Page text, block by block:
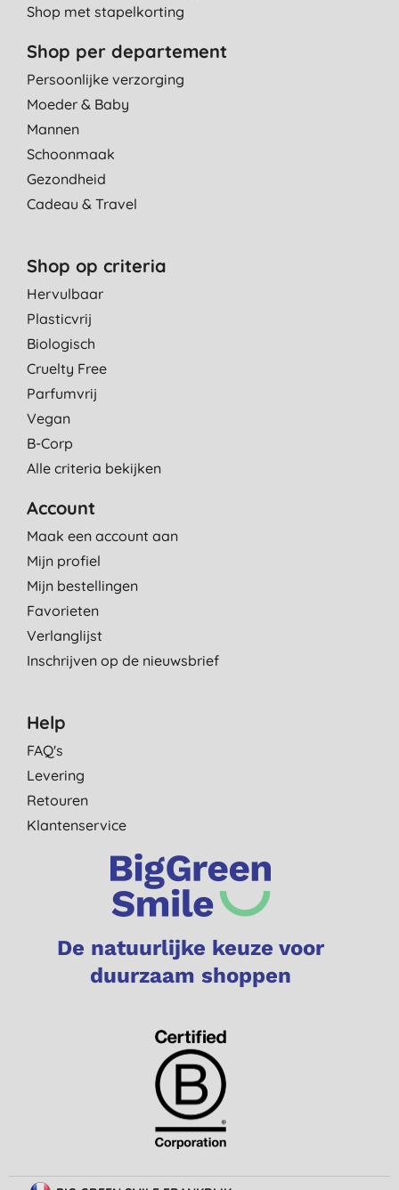
Shop met stapelkorting
Shop per departement
Persoonlijke verzorging
Moeder & Baby
Mannen
Schoonmaak
Gezondheid
Cadeau & Travel
Shop op criteria
Hervulbaar
Plasticvrij
Biologisch
Cruelty Free
Parfumvrij
Vegan
B-Corp
Alle criteria bekijken
Account
Maak een account aan
Mijn profiel
Mijn bestellingen
Favorieten
Verlanglijst
Inschrijven op de nieuwsbrief
Help
FAQ's
Levering
Retouren
Klantenservice
De natuurlijke keuze voor
duurzaam shoppen